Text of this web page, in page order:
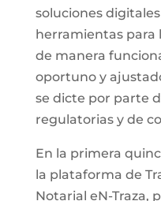
soluciones
herramientas para
de manera
oportuno y
se dicte por parte
regulatorias y de
En la primera
la plataforma de
Notarial eN-Traza,